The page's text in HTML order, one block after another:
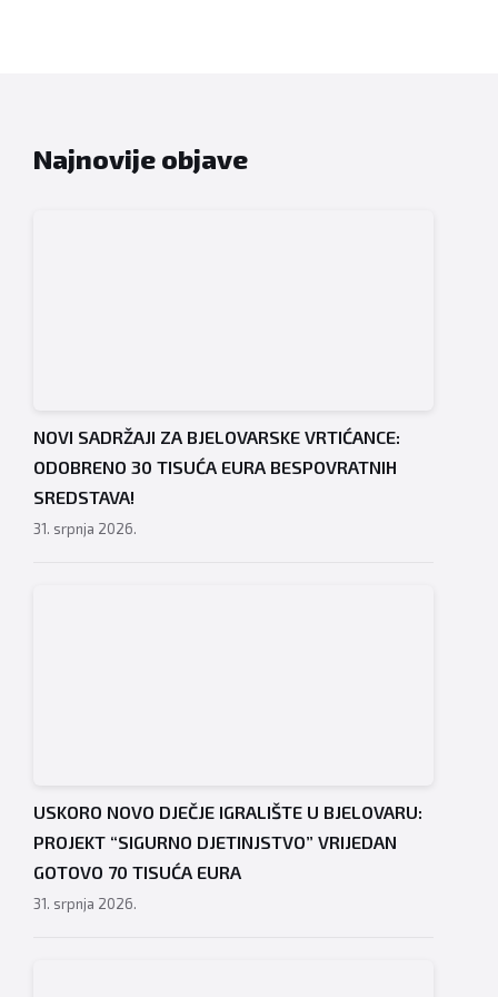
Najnovije objave
NOVI SADRŽAJI ZA BJELOVARSKE VRTIĆANCE:
ODOBRENO 30 TISUĆA EURA BESPOVRATNIH
SREDSTAVA!
31. srpnja 2026.
USKORO NOVO DJEČJE IGRALIŠTE U BJELOVARU:
PROJEKT “SIGURNO DJETINJSTVO” VRIJEDAN
GOTOVO 70 TISUĆA EURA
31. srpnja 2026.